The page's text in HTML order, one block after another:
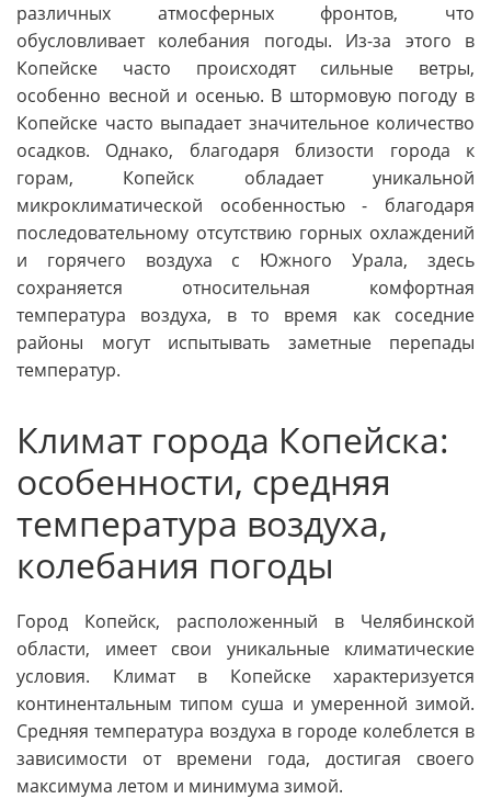
различных атмосферных фронтов, что
обусловливает колебания погоды. Из-за этого в
Копейске часто происходят сильные ветры,
особенно весной и осенью. В штормовую погоду в
Копейске часто выпадает значительное количество
осадков. Однако, благодаря близости города к
горам, Копейск обладает уникальной
микроклиматической особенностью - благодаря
последовательному отсутствию горных охлаждений
и горячего воздуха с Южного Урала, здесь
сохраняется относительная комфортная
температура воздуха, в то время как соседние
районы могут испытывать заметные перепады
температур.
Климат города Копейска:
особенности, средняя
температура воздуха,
колебания погоды
Город Копейск, расположенный в Челябинской
области, имеет свои уникальные климатические
условия. Климат в Копейске характеризуется
континентальным типом суша и умеренной зимой.
Средняя температура воздуха в городе колеблется в
зависимости от времени года, достигая своего
максимума летом и минимума зимой.